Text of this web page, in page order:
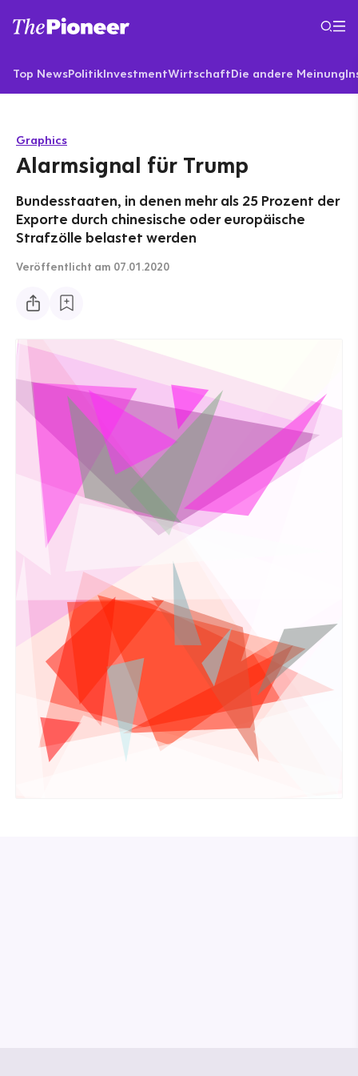
Top NewsPolitikInvestmentWirtschaftDie andere Meinung
Graphics
Alarmsignal für Trump
Bundesstaaten, in denen mehr als 25 Prozent der
Exporte durch chinesische oder europäische
Strafzölle belastet werden
Veröffentlicht am 07.01.2020